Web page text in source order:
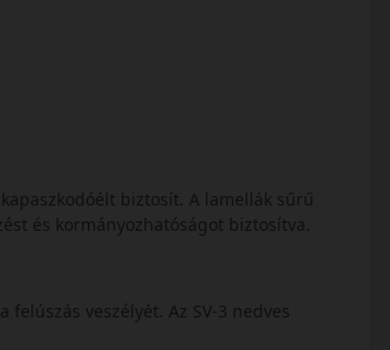
biztosít. A lamellák sűrű
és kormányozhatóságot biztosítva.
veszélyét. Az SV-3 nedves